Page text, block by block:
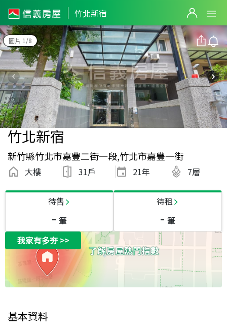
竹北新宿
圖片 1/8
竹北新宿
新竹縣竹北市嘉豐二街一段,竹北市嘉豐一街
大樓 31戶 21年 7層
待售
- 筆
待租
- 筆
我家有多夯>>
基本資料